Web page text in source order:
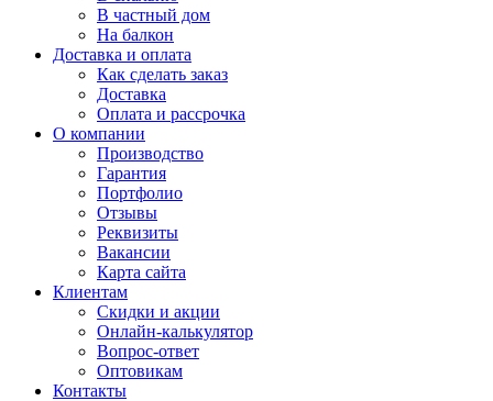
В частный дом
На балкон
Доставка и оплата
Как сделать заказ
Доставка
Оплата и рассрочка
О компании
Производство
Гарантия
Портфолио
Отзывы
Реквизиты
Вакансии
Карта сайта
Клиентам
Скидки и акции
Онлайн-калькулятор
Вопрос-ответ
Оптовикам
Контакты